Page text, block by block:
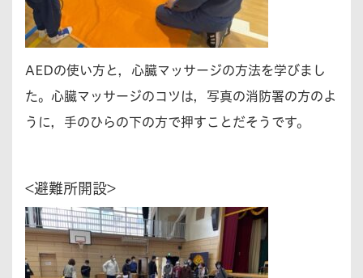
AEDの使い方と，心臓マッサージの方法を学びまし
た。心臓マッサージのコツは，写真の消防署の方のよ
うに，手のひらの下の方で押すことだそうです。
<避難所開設>